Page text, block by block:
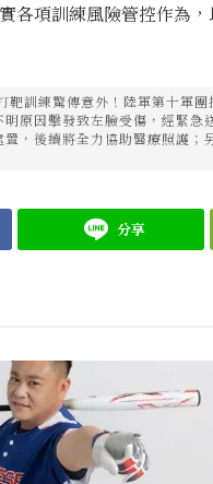
各項訓練風險管控作為，
靶訓練驚傳意外！陸軍第十軍
原因擊發致左臉受傷，經緊
，後續將全力協助醫療照護
分享